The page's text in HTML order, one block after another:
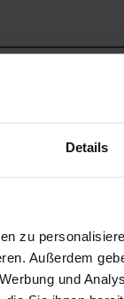
Details
zu
Außerdem
und
MwSt.